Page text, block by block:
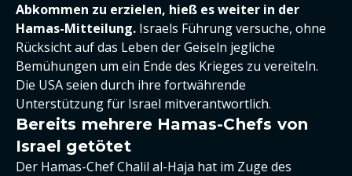
Abkommen zu erzielen, hieß es weiter in der
Hamas-Mitteilung. Israels Führung versuche, ohne
Rücksicht auf das Leben der Geiseln jegliche
Bemühungen um ein Ende des Krieges zu vereiteln.
Die USA seien durch ihre fortwährende
Unterstützung für Israel mitverantwortlich.
Bereits mehrere Hamas-Chefs von
Israel getötet
Der Hamas-Chef Chalil al-Haja hat im Zuge des